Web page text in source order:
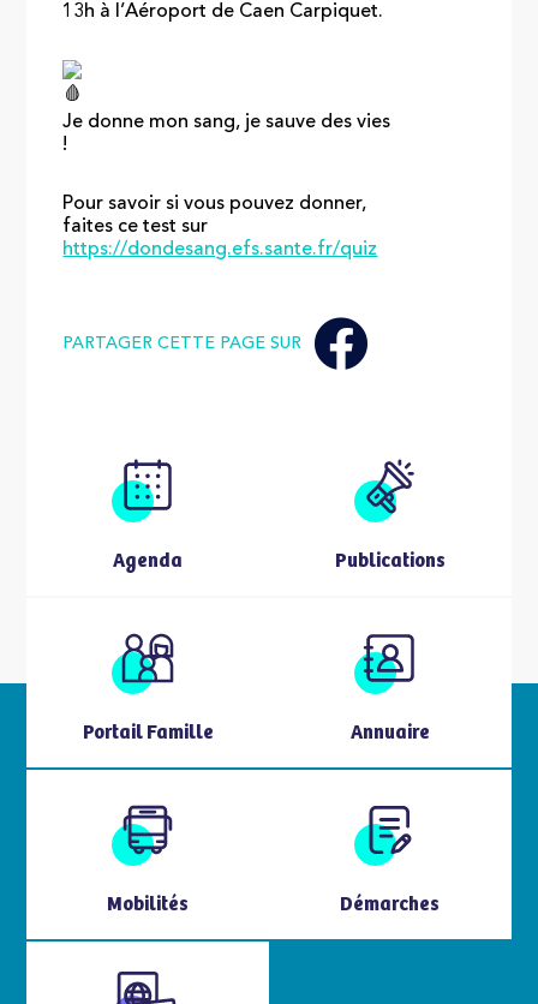
Agenda Publications
Portail Famille Annuaire
Mobilités Démarches
13h à l’Aéroport de Caen Carpiquet.
Je donne mon sang, je sauve des vies
!
Pour savoir si vous pouvez donner,
faites ce test sur
https://dondesang.efs.sante.fr/quiz
PARTAGER CETTE PAGE SUR